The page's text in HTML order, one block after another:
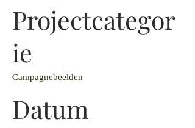
Projectcategor
ie
Campagnebeelden
Datum